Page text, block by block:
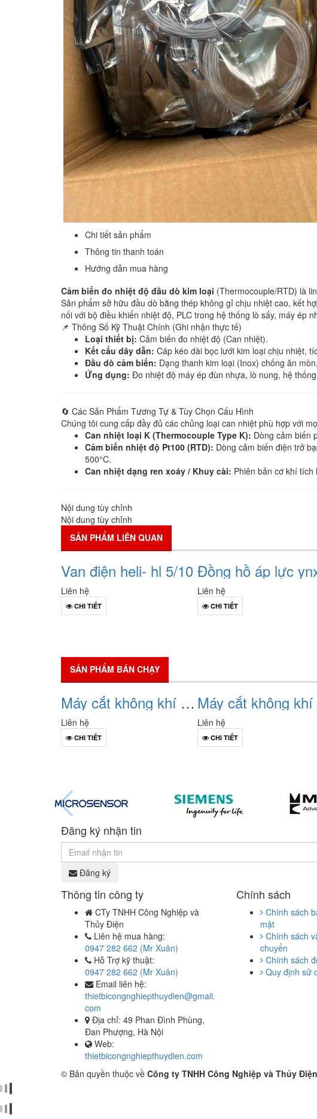
Chi tiết sản phẩm
Thông tin thanh toán
Hướng dẫn mua hàng
Cảm biến đo nhiệt độ đầu dò kim loại (Thermocouple/RTD) là
Sản phẩm sở hữu đầu dò bằng thép không gỉ chịu nhiệt cao, kết
nối với bộ điều khiển nhiệt độ, PLC trong hệ thống lò sấy, máy ép
📌 Thông Số Kỹ Thuật Chính (Ghi nhận thực tế)
Loại thiết bị: Cảm biến đo nhiệt độ (Can nhiệt).
Kết cấu dây dẫn: Cáp kéo dài bọc lưới kim loại chịu nhiệt,
Đầu dò cảm biến: Dạng thanh kim loại (Inox) chống ăn
Ứng dụng: Đo nhiệt độ máy ép đùn nhựa, lò nung, hệ
🔄 Các Sản Phẩm Tương Tự & Tùy Chọn Cấu Hình
Chúng tôi cung cấp đầy đủ các chủng loại can nhiệt phù hợp với
Can nhiệt loại K (Thermocouple Type K): Dòng cảm biến
Cảm biến nhiệt độ Pt100 (RTD): Dòng cảm biến điện trở
500°C.
Can nhiệt dạng ren xoáy / Khuy cài: Phiên bản cơ khí
Nội dung tùy chỉnh
Nội dung tùy chỉnh
SẢN PHẨM LIÊN QUAN
Van điện heli- hl 5/10
Liên hệ
CHI TIẾT
Liên hệ
CHI TIẾT
SẢN PHẨM BÁN CHẠY
Máy cắt không khí acb changrong cw1-2000 (bộ điều khiển m-type)
Liên hệ
CHI TIẾT
Liên hệ
CHI TIẾT
Đăng ký nhận tin
Đăng ký
Thông tin công ty
CTy TNHH Công Nghiệp và
Thủy Điện
Liên hệ mua hàng:
0947 282 662 (Mr Xuân)
Hỗ Trợ kỹ thuật:
0947 282 662 (Mr Xuân)
Email liên hệ:
thietbicongnghiepthuydien@gmail.
com
Địa chỉ: 49 Phan Đình Phùng,
Đan Phượng, Hà Nội
Web:
thietbicongnghiepthuydien.com
Chính sách
Chính sách
mật
Chính sách
chuyển
Chính sách
Quy định sử
© Bản quyền thuộc về Công ty TNHH Công Nghiệp và Thủy Điện